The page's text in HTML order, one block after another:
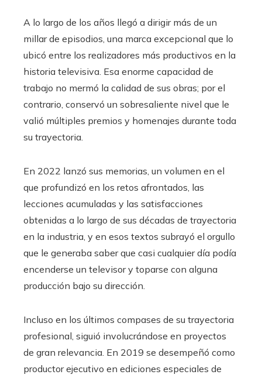
A lo largo de los años llegó a dirigir más de un
millar de episodios, una marca excepcional que lo
ubicó entre los realizadores más productivos en la
historia televisiva. Esa enorme capacidad de
trabajo no mermó la calidad de sus obras; por el
contrario, conservó un sobresaliente nivel que le
valió múltiples premios y homenajes durante toda
su trayectoria.
En 2022 lanzó sus memorias, un volumen en el
que profundizó en los retos afrontados, las
lecciones acumuladas y las satisfacciones
obtenidas a lo largo de sus décadas de trayectoria
en la industria, y en esos textos subrayó el orgullo
que le generaba saber que casi cualquier día podía
encenderse un televisor y toparse con alguna
producción bajo su dirección.
Incluso en los últimos compases de su trayectoria
profesional, siguió involucrándose en proyectos
de gran relevancia. En 2019 se desempeñó como
productor ejecutivo en ediciones especiales de